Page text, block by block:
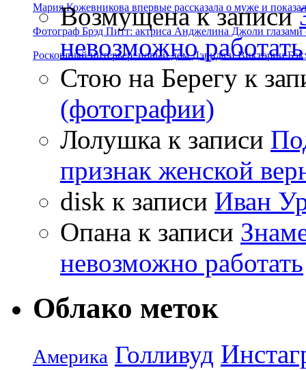
Мария Кожевникова впервые рассказала о муже и
Фотограф Брэд Питт: актриса Анджелина Джоли глазами
Роскошный интерьер: новый дом Дэвида и Виктории
Возмущенак записи
невозможно работать
Стою на Берегу к
(фотографии)
Лолушка к записи
признак женской
disk к записи Иван
Опана к записи
невозможно работать
Облако меток
Америка Голливуд